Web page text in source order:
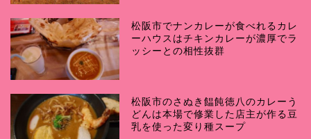
松阪市でナンカレーが食べれるカレ
ーハウスはチキンカレーが濃厚でラ
ッシーとの相性抜群
松阪市のさぬき饂飩徳八のカレーう
どんは本場で修業した店主が作る豆
乳を使った変り種スープ